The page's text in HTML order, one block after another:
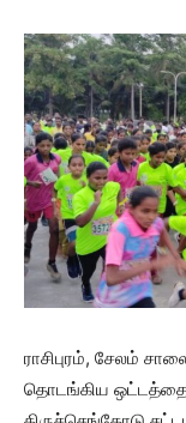
ராசிபுரம், சேலம்
தொடங்கிய